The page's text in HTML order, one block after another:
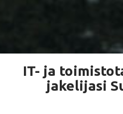
IT- ja
jakelijasi